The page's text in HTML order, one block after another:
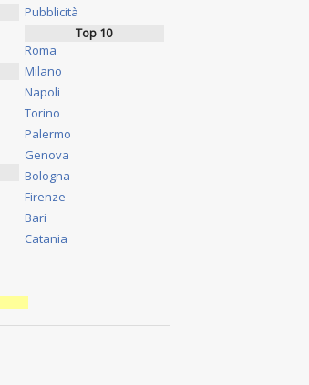
Pubblicità
Top 10
Roma
Milano
Napoli
Torino
Palermo
Genova
Bologna
Firenze
Bari
Catania